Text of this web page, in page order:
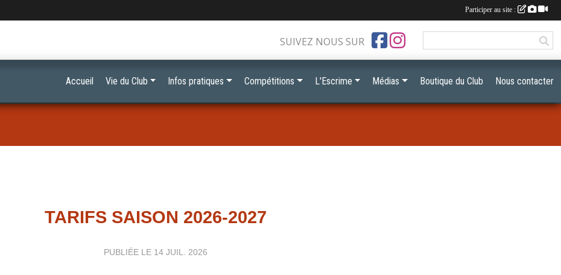
TARIFS SAISON 2026-2027
PUBLIÉE LE 14 JUIL. 2026
SUIVEZ NOUS SUR
Accueil Vie du Club Infos pratiques Compétitions L'Escrime Médias Boutique du Club Nous contacter
Participer au site :